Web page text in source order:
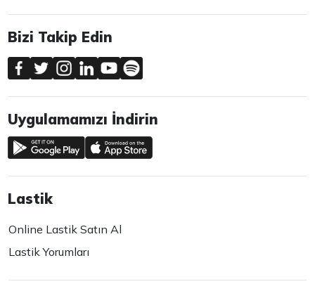
Bizi Takip Edin
Uygulamamızı İndirin
Lastik
Online Lastik Satın Al
Lastik Yorumları